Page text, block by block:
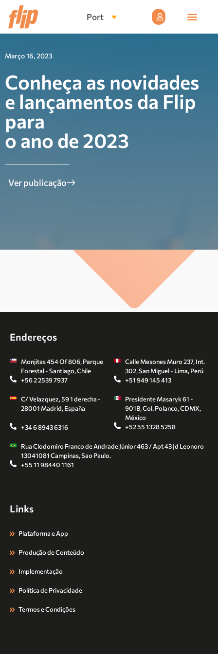
Port
Março 16, 2023
Conheça as novidades
e lançamentos da Flip
para
o ano de 2023
Ver publicação
Endereços
Monjitas 454 Of 806, Parque
Forestal - Santiago, Chile
+56 2 2539 7937
Calle Mesones Muro 237, Int.
302, San Miguel - Lima, Perú
+51 949 145 413
C/ Velazquez, 59 1 derecha -
28001 Madrid, España
+34 6 8943 6316
Presidente Masaryk 61 -
901B, Col. Polanco, CDMX,
México
+52 55 1328 5258
Rua Clodomiro Franco de Andrade Júnior 463 / Apt 43 Jd Leonoro
13041081 Campinas, Sao Paulo.
+55 11 98440 1161
Links
Plataforma e App
Produção de Conteúdo
Implementação
Política de Privacidade
Termos e Condições